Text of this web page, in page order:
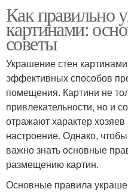
Как правильно
картинами:
советы
Украшение стен
эффективных способов
помещения. Картини не
привлекательности, но и
отражают характер
настроение. Однако,
важно знать основные
размещению картин.
Основные правила